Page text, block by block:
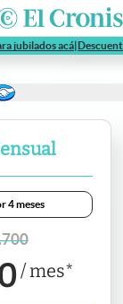
jubilados acáabre en
|
4 meses
/mes*